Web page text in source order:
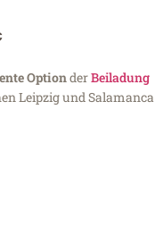
OptionderBeiladung
Leipzig und Salamanca